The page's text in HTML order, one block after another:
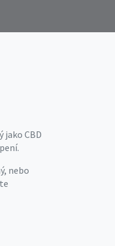
jako CBD
nebo